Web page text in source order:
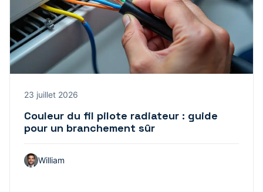
23 juillet 2026
Couleur du fil pilote radiateur : guide
pour un branchement sûr
William